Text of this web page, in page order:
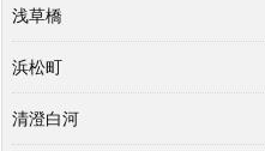
浅草橋
浜松町
清澄白河